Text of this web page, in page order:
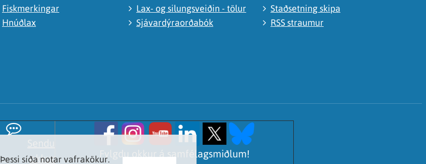
Fiskmerkingar
Hnúðlax
Lax- og silungsveiðin - tölur
Sjávardýraorðabók
Staðsetning skipa
RSS straumur
okkur
Fylgdu okkur á samfélagsmiðlum!
Þessi síða notar vafrakökur.